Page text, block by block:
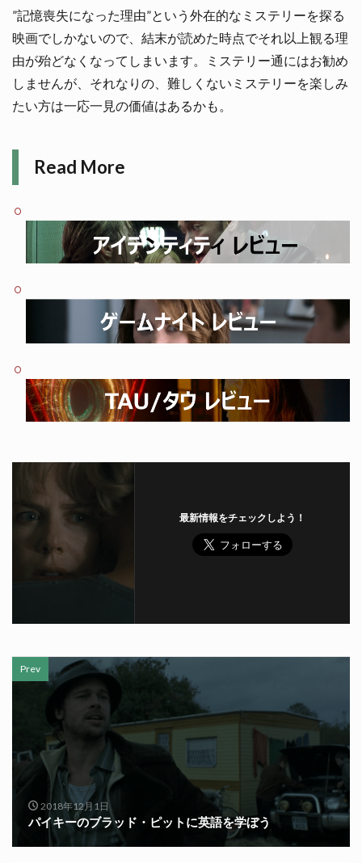
”記憶喪失になった理由”という外在的なミステリーを探る
映画でしかないので、結末が読めた時点でそれ以上観る理
由が殆どなくなってしまいます。ミステリー通にはお勧め
しませんが、それなりの、難しくないミステリーを楽しみ
たい方は一応一見の価値はあるかも。
Read More
最新情報をチェックしよう！
Prev
2018年12月1日
パイキーのブラッド・ピットに英語を学ぼう